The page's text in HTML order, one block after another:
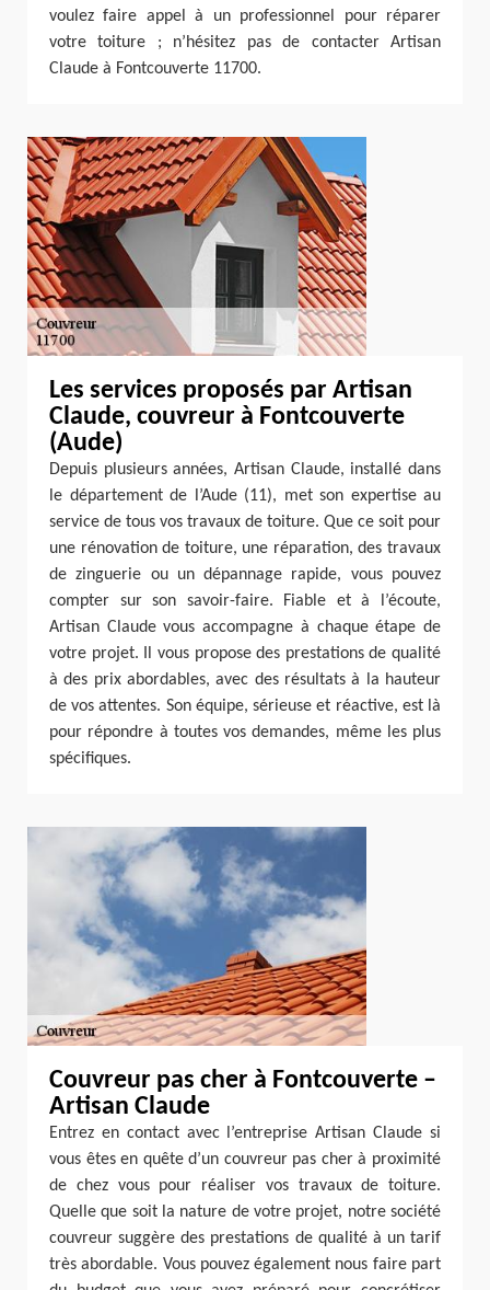
voulez faire appel à un professionnel pour réparer
votre toiture ; n’hésitez pas de contacter Artisan
Claude à Fontcouverte 11700.
Les services proposés par Artisan
Claude, couvreur à Fontcouverte
(Aude)
Depuis plusieurs années, Artisan Claude, installé dans
le département de l’Aude (11), met son expertise au
service de tous vos travaux de toiture. Que ce soit pour
une rénovation de toiture, une réparation, des travaux
de zinguerie ou un dépannage rapide, vous pouvez
compter sur son savoir-faire. Fiable et à l’écoute,
Artisan Claude vous accompagne à chaque étape de
votre projet. Il vous propose des prestations de qualité
à des prix abordables, avec des résultats à la hauteur
de vos attentes. Son équipe, sérieuse et réactive, est là
pour répondre à toutes vos demandes, même les plus
spécifiques.
Couvreur pas cher à Fontcouverte –
Artisan Claude
Entrez en contact avec l’entreprise Artisan Claude si
vous êtes en quête d’un couvreur pas cher à proximité
de chez vous pour réaliser vos travaux de toiture.
Quelle que soit la nature de votre projet, notre société
couvreur suggère des prestations de qualité à un tarif
très abordable. Vous pouvez également nous faire part